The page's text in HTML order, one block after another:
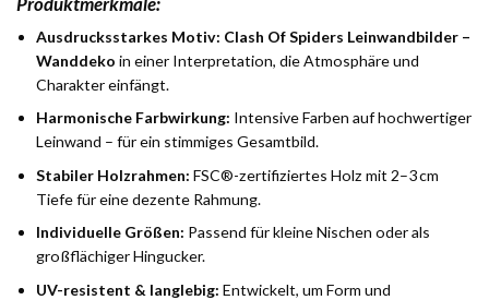
Ausdrucksstarkes Motiv: Clash Of Spiders Leinwandbilder –
Wanddeko in einer Interpretation, die Atmosphäre und
Charakter einfängt.
Harmonische Farbwirkung: Intensive Farben auf hochwertiger
Leinwand – für ein stimmiges Gesamtbild.
Stabiler Holzrahmen: FSC®-zertifiziertes Holz mit 2–3 cm
Tiefe für eine dezente Rahmung.
Individuelle Größen: Passend für kleine Nischen oder als
großflächiger Hingucker.
UV-resistent & langlebig: Entwickelt, um Form und